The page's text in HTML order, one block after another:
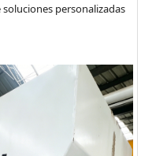
personalizadas